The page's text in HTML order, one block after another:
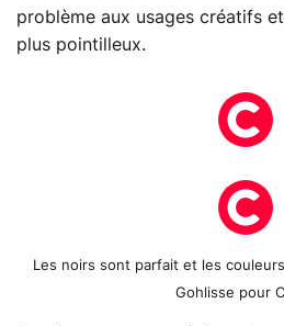
problème aux usages créatifs
plus pointilleux.
Les noirs sont parfait et les
Gohlisse pour